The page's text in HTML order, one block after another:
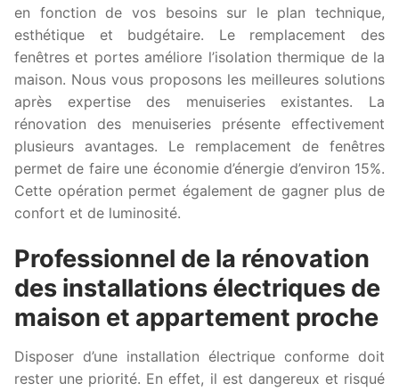
en fonction de vos besoins sur le plan technique,
esthétique et budgétaire. Le remplacement des
fenêtres et portes améliore l’isolation thermique de la
maison. Nous vous proposons les meilleures solutions
après expertise des menuiseries existantes. La
rénovation des menuiseries présente effectivement
plusieurs avantages. Le remplacement de fenêtres
permet de faire une économie d’énergie d’environ 15%.
Cette opération permet également de gagner plus de
confort et de luminosité.
Professionnel de la rénovation
des installations électriques de
maison et appartement proche
Disposer d’une installation électrique conforme doit
rester une priorité. En effet, il est dangereux et risqué